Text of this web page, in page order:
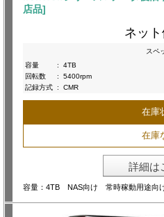
店品]
ネット
スペ
容量
:
4TB
回転数
:
5400rpm
記録方式 : CMR
在庫
在庫
詳細は
容量：4TB NAS向け 常時稼動用途向